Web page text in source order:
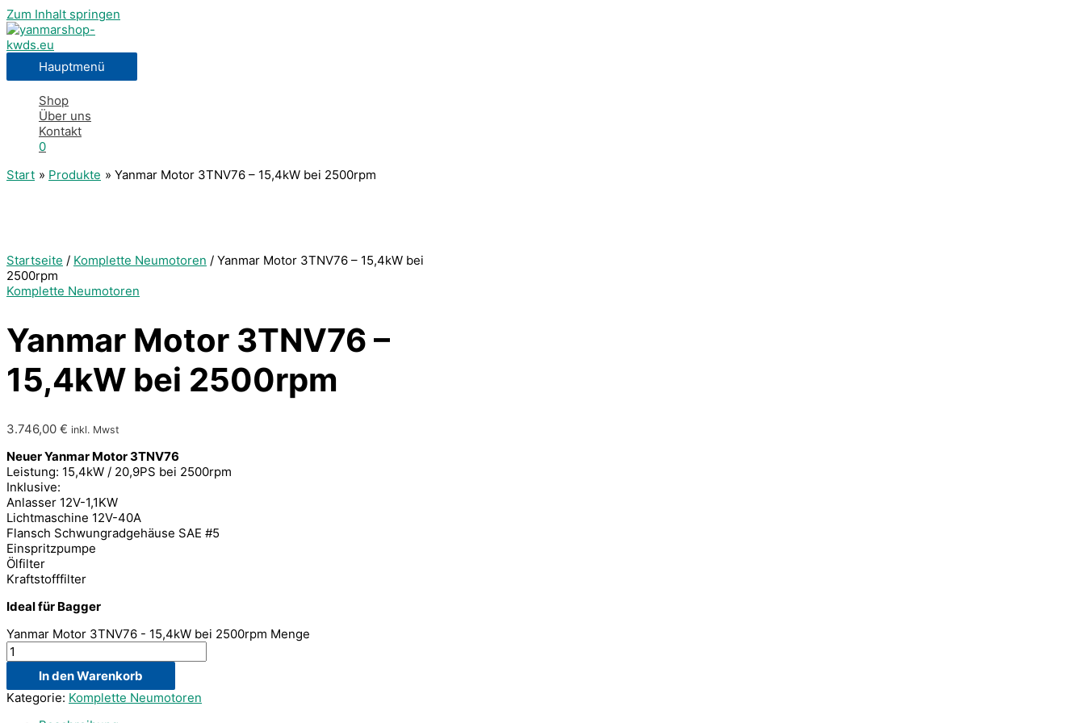
Zum Inhalt springen
Hauptmenü
Shop
Über uns
Kontakt
0
Start
Produkte Yanmar Motor 3TNV76 – 15,4kW bei 2500rpm
Startseite / Komplette Neumotoren / Yanmar Motor 3TNV76 – 15,4kW bei
2500rpm
Komplette Neumotoren
Yanmar Motor 3TNV76 –
15,4kW bei 2500rpm
3.746,00 € inkl. Mwst
Neuer Yanmar Motor 3TNV76
Leistung: 15,4kW / 20,9PS bei 2500rpm
Inklusive:
Anlasser 12V-1,1KW
Lichtmaschine 12V-40A
Flansch Schwungradgehäuse SAE #5
Einspritzpumpe
Ölfilter
Kraftstofffilter
Ideal für Bagger
Yanmar Motor 3TNV76 - 15,4kW bei 2500rpm Menge
In den Warenkorb
Kategorie: Komplette Neumotoren